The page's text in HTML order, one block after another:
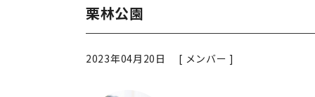
栗林公園
2023年04月20日 [ メンバー ]